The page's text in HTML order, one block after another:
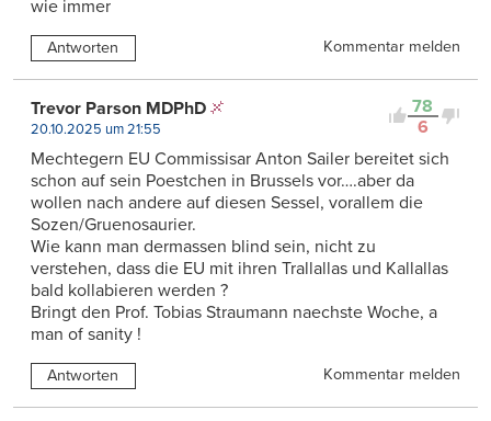
wie immer
Antworten Kommentar melden
78
6
Trevor Parson MDPhD
20.10.2025 um 21:55
Mechtegern EU Commissisar Anton Sailer bereitet sich
schon auf sein Poestchen in Brussels vor….aber da
wollen nach andere auf diesen Sessel, vorallem die
Sozen/Gruenosaurier.
Wie kann man dermassen blind sein, nicht zu
verstehen, dass die EU mit ihren Trallallas und Kallallas
bald kollabieren werden ?
Bringt den Prof. Tobias Straumann naechste Woche, a
man of sanity !
Antworten Kommentar melden